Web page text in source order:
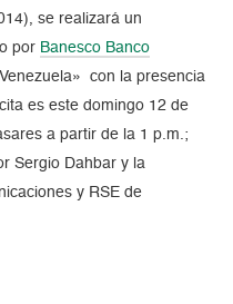
se realizará un
por Banesco Banco
con la presencia
es este domingo 12 de
a partir de la 1 p.m.;
Sergio Dahbar y la
y RSE de